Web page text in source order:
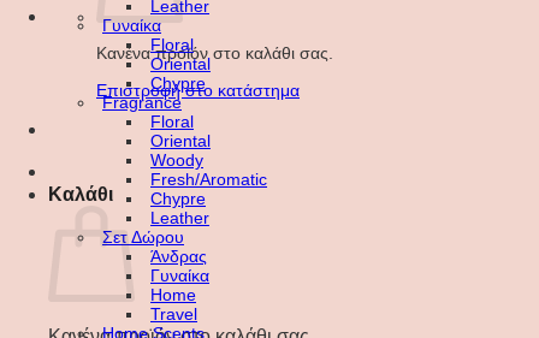
Κανένα προϊόν στο καλάθι σας.
Επιστροφή στο κατάστημα
Καλάθι
Leather
Γυναίκα
Floral
Oriental
Chypre
Fragrance
Floral
Oriental
Woody
Fresh/Aromatic
Chypre
Leather
Σετ Δώρου
Άνδρας
Γυναίκα
Home
Travel
Home Scents